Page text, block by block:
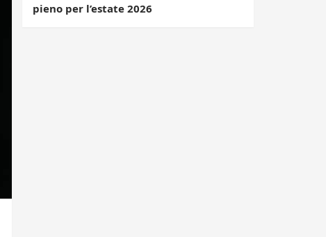
pieno per l’estate 2026